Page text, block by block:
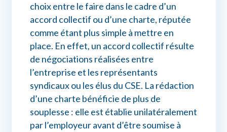
choix entre le faire dans le cadre d’un
accord collectif ou d’une charte, réputée
comme étant plus simple à mettre en
place. En effet, un accord collectif résulte
de négociations réalisées entre
l’entreprise et les représentants
syndicaux ou les élus du CSE. La rédaction
d’une charte bénéficie de plus de
souplesse : elle est établie unilatéralement
par l’employeur avant d’être soumise à